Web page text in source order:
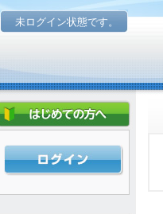
未ログイン状態です。